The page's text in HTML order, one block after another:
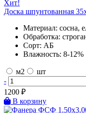
Хит!
Доска шпунтованная
Материал: сосна,
Обработка:
Сорт: АБ
Влажность: 8-12%
м2
шт
-
1200 ₽
В корзину